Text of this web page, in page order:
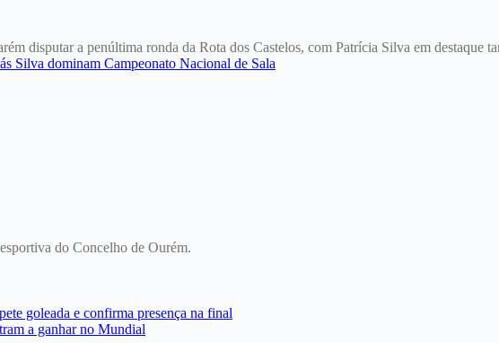
disputar a penúltima ronda da Rota dos Castelos, com Patrícia Silva em
do Concelho de Ourém.
goleada e confirma presença na final
a ganhar no Mundial